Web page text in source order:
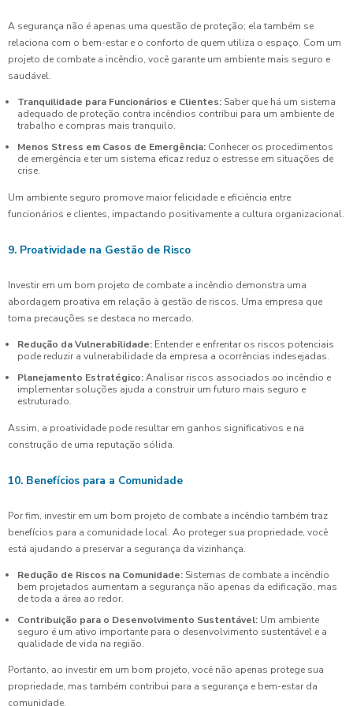
A segurança não é apenas uma questão de proteção; ela também se
relaciona com o bem-estar e o conforto de quem utiliza o espaço. Com um
projeto de combate a incêndio, você garante um ambiente mais seguro e
saudável.
Tranquilidade para Funcionários e Clientes: Saber que há um sistema
adequado de proteção contra incêndios contribui para um ambiente de
trabalho e compras mais tranquilo.
Menos Stress em Casos de Emergência: Conhecer os procedimentos
de emergência e ter um sistema eficaz reduz o estresse em situações de
crise.
Um ambiente seguro promove maior felicidade e eficiência entre
funcionários e clientes, impactando positivamente a cultura organizacional.
9. Proatividade na Gestão de Risco
Investir em um bom projeto de combate a incêndio demonstra uma
abordagem proativa em relação à gestão de riscos. Uma empresa que
toma precauções se destaca no mercado.
Redução da Vulnerabilidade: Entender e enfrentar os riscos potenciais
pode reduzir a vulnerabilidade da empresa a ocorrências indesejadas.
Planejamento Estratégico:Analisar riscos associados ao incêndio e
implementar soluções ajuda a construir um futuro mais seguro e
estruturado.
Assim, a proatividade pode resultar em ganhos significativos e na
construção de uma reputação sólida.
10. Benefícios para a Comunidade
Por fim, investir em um bom projeto de combate a incêndio também traz
benefícios para a comunidade local. Ao proteger sua propriedade, você
está ajudando a preservar a segurança da vizinhança.
Redução de Riscos na Comunidade: Sistemas de combate a incêndio
bem projetados aumentam a segurança não apenas da edificação, mas
de toda a área ao redor.
Contribuição para o Desenvolvimento Sustentável: Um ambiente
seguro é um ativo importante para o desenvolvimento sustentável e a
qualidade de vida na região.
Portanto, ao investir em um bom projeto, você não apenas protege sua
propriedade, mas também contribui para a segurança e bem-estar da
comunidade.